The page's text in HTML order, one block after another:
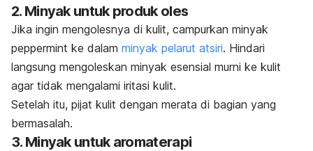
2. Minyak untuk produk oles
Jika ingin mengolesnya di kulit, campurkan minyak
peppermint ke dalam minyak pelarut atsiri. Hindari
langsung mengoleskan minyak esensial murni ke kulit
agar tidak mengalami iritasi kulit.
Setelah itu, pijat kulit dengan merata di bagian yang
bermasalah.
3. Minyak untuk aromaterapi